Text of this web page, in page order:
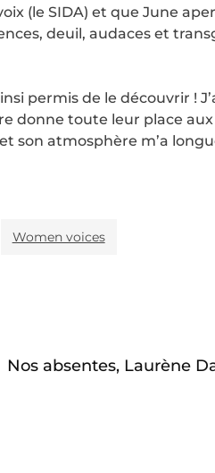
(le SIDA) et que June
deuil, audaces et
permis de le découvrir !
donne toute leur place
son atmosphère m’a
Women voices
Nos absentes, Laurène